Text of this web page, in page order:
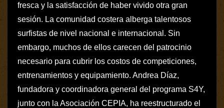
fresca y la satisfacción de haber vivido otra gran
sesión. La comunidad costera alberga talentosos
surfistas de nivel nacional e internacional. Sin
embargo, muchos de ellos carecen del patrocinio
necesario para cubrir los costos de competiciones,
entrenamientos y equipamiento. Andrea Díaz,
fundadora y coordinadora general del programa S4Y,
junto con la Asociación CEPIA, ha reestructurado el